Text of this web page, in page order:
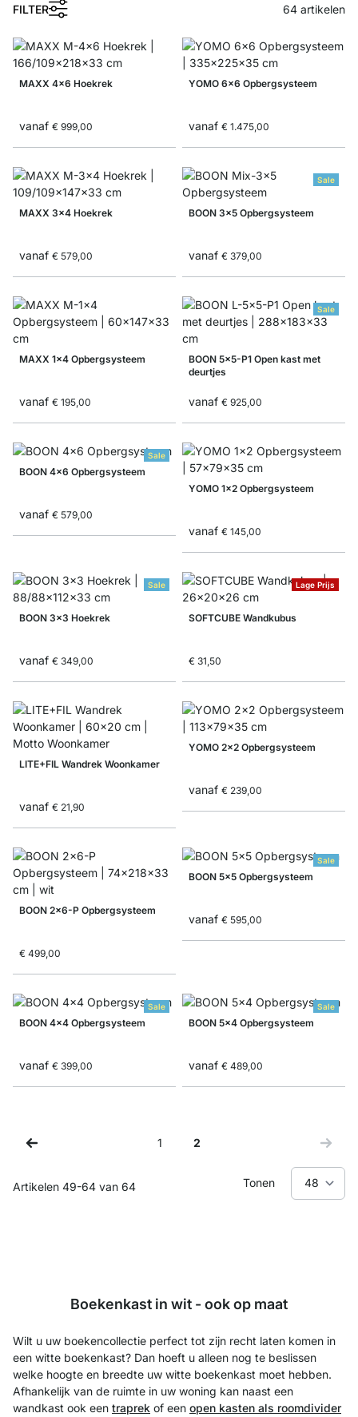
FILTER 64 artikelen
MAXX 4x6 Hoekrek
vanaf € 999,00
YOMO 6x6 Opbergsysteem
vanaf € 1.475,00
MAXX 3x4 Hoekrek
vanaf € 579,00
Sale
BOON 3x5 Opbergsysteem
vanaf € 379,00
MAXX 1x4 Opbergsysteem
vanaf € 195,00
Sale
BOON 5x5-P1 Open kast met
deurtjes
vanaf € 925,00
Sale
BOON 4x6 Opbergsysteem
vanaf € 579,00
YOMO 1x2 Opbergsysteem
vanaf € 145,00
Sale
BOON 3x3 Hoekrek
vanaf € 349,00
Lage Prijs
SOFTCUBE Wandkubus
€ 31,50
LITE+FIL Wandrek Woonkamer
vanaf € 21,90
YOMO 2x2 Opbergsysteem
vanaf € 239,00
BOON 2x6-P Opbergsysteem
€ 499,00
Sale
BOON 5x5 Opbergsysteem
vanaf € 595,00
Sale
BOON 4x4 Opbergsysteem
vanaf € 399,00
Sale
BOON 5x4 Opbergsysteem
vanaf € 489,00
Artikelen 49-64 van 64
Zijde
1
Je leest momenteel pagina
2
Tonen
Boekenkast in wit - ook op maat
Wilt u uw boekencollectie perfect tot zijn recht laten komen in
een witte boekenkast? Dan hoeft u alleen nog te beslissen
welke hoogte en breedte uw witte boekenkast moet hebben.
Afhankelijk van de ruimte in uw woning kan naast een
wandkast ook een traprek of een open kasten als roomdivider